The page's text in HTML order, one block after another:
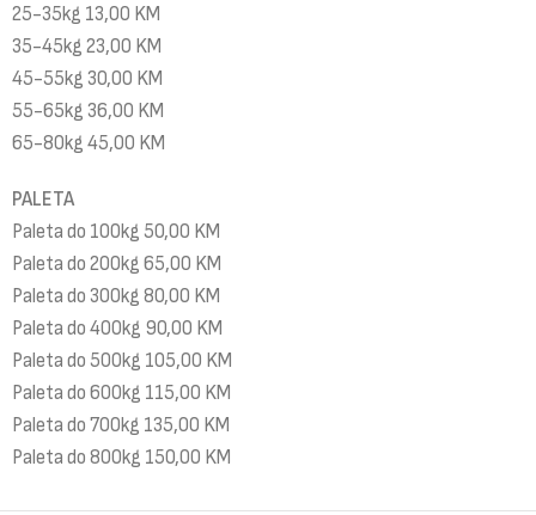
25-35kg 13,00 KM
35-45kg 23,00 KM
45-55kg 30,00 KM
55-65kg 36,00 KM
65-80kg 45,00 KM
PALETA
Paleta do 100kg 50,00 KM
Paleta do 200kg 65,00 KM
Paleta do 300kg 80,00 KM
Paleta do 400kg 90,00 KM
Paleta do 500kg 105,00 KM
Paleta do 600kg 115,00 KM
Paleta do 700kg 135,00 KM
Paleta do 800kg 150,00 KM